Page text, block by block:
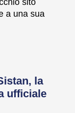
a una sua
la
ufficiale